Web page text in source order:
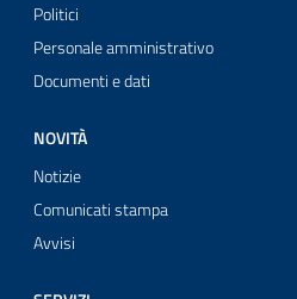
Politici
Personale amministrativo
Documenti e dati
NOVITÀ
Notizie
Comunicati stampa
Avvisi